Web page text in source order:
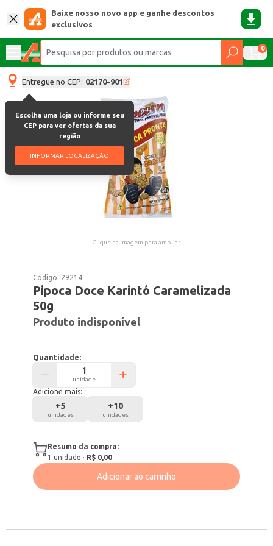
Baixe nosso novo app e ganhe descontos
exclusivos
0
Entregue no CEP: 02170-901
Escolha uma loja ou informe seu
CEP para ver ofertas da sua
região
INFORMAR LOCALIZAÇÃO
Clique na imagem para ampliar.
Código: 29214
Pipoca Doce Karintó Caramelizada
50g
Produto indisponível
Quantidade:
unidade
Adicione mais:
+5
unidades
+10
unidades
Resumo da compra:
1 unidade · R$ 0,00
Adicionar ao carrinho